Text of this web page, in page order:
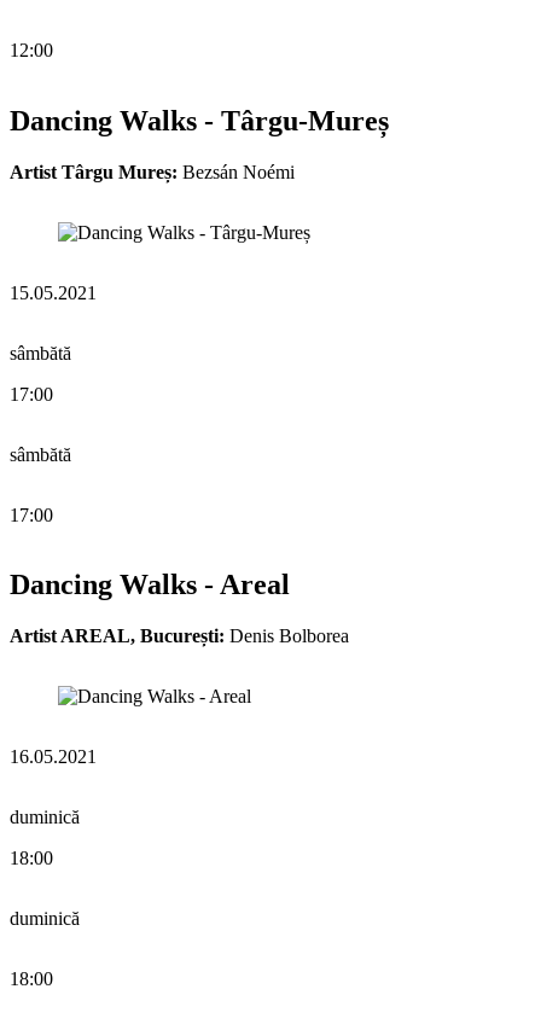
12:00
Dancing Walks - Târgu-Mureș
Artist Târgu Mureș: Bezsán Noémi
15.05.2021
sâmbătă
17:00
sâmbătă
17:00
Dancing Walks - Areal
Artist AREAL, București: Denis Bolborea
16.05.2021
duminică
18:00
duminică
18:00